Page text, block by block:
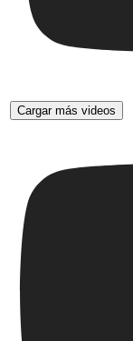
Cargar más videos